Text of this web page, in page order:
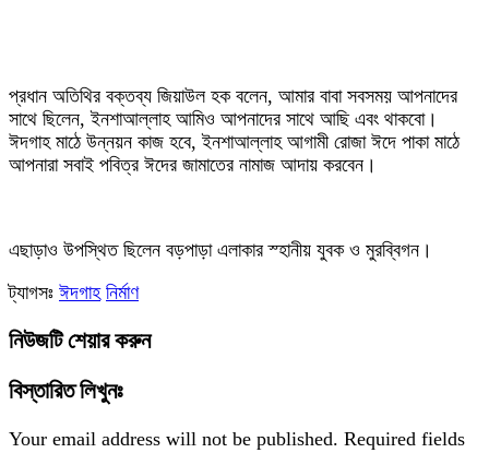
‎প্রধান অতিথির বক্তব্য জিয়াউল হক বলেন, আমার বাবা সবসময় আপনাদের
সাথে ছিলেন, ইনশাআল্লাহ আমিও আপনাদের সাথে আছি এবং থাকবো।
ঈদগাহ মাঠে উন্নয়ন কাজ হবে, ইনশাআল্লাহ আগামী রোজা ঈদে পাকা মাঠে
আপনারা সবাই পবিত্র ঈদের জামাতের নামাজ আদায় করবেন।
‎এছাড়াও উপস্থিত ছিলেন বড়পাড়া এলাকার স্হানীয় যুবক ও মুরব্বিগন।
ট্যাগসঃ ঈদগাহ নির্মাণ
নিউজটি শেয়ার করুন
বিস্তারিত লিখুনঃ
Your email address will not be published. Required fields